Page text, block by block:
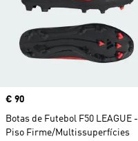
Price
€ 90
Botas de Futebol F50 LEAGUE -
Piso Firme/Multissuperfícies